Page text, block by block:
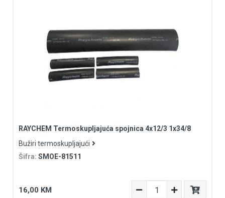
RAYCHEM Termoskupljajuća spojnica 4x12/3 1x34/8
Bužiri termoskupljajući
Šifra: SMOE-81511
16,00 KM